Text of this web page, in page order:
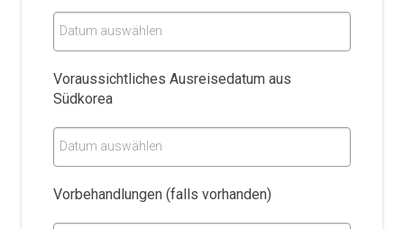
Datum auswählen
Voraussichtliches Ausreisedatum aus
Südkorea
Datum auswählen
Vorbehandlungen (falls vorhanden)